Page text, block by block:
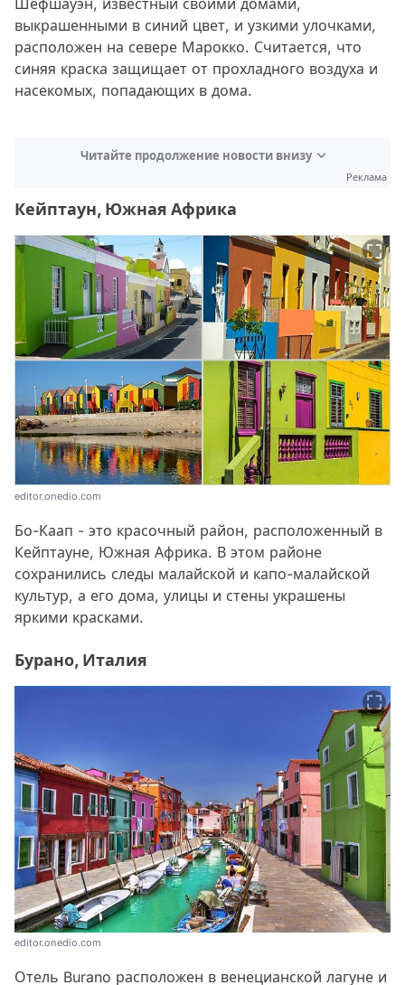
Шефшауэн, известный своими домами,
выкрашенными в синий цвет, и узкими улочками,
расположен на севере Марокко. Считается, что
синяя краска защищает от прохладного воздуха и
насекомых, попадающих в дома.
Читайте продолжение новости внизу
Реклама
Кейптаун, Южная Африка
editor.onedio.com
Бо-Каап - это красочный район, расположенный в
Кейптауне, Южная Африка. В этом районе
сохранились следы малайской и капо-малайской
культур, а его дома, улицы и стены украшены
яркими красками.
Бурано, Италия
editor.onedio.com
Отель Burano расположен в венецианской лагуне и